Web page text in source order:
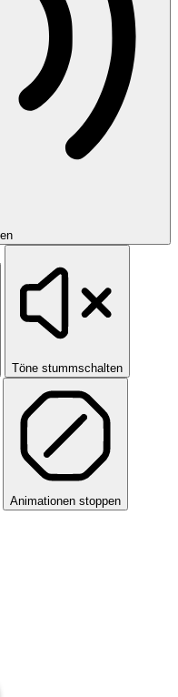
Töne stummschalten
Animationen stoppen